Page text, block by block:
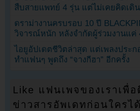
สืบสายแพทย์ 4 รุ่น แต่ไม่เคยคิดเดิ
ดราม่างานครบรอบ 10 ปี
วิจารณ์หนัก หลังจำกัดผู้ร่วมงานแค่
ไอยูอัปเดตชีวิตล่าสุด แต่เพลงประ
ทำแฟนๆ พูดถึง “จางกีฮา” อีกครั้ง
Like แฟนเพจของเราเพื่
ข่าวสารอัพเดทก่อนใครไ